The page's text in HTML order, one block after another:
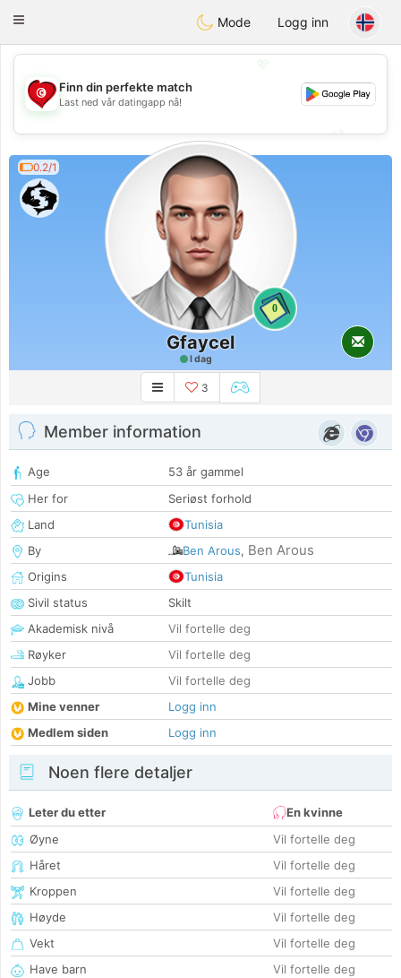
Tunisia Dating
Toggle
Mode Logg inn
💖
💕
💕
Finn din perfekte match
Last ned vår datingapp nå!
0.2/1
0
Gfaycel
I dag
3
Member information
Age
53 år gammel
Her for
Seriøst forhold
Land
Tunisia
By
Ben Arous, Ben Arous
Origins
Tunisia
Sivil status
Skilt
Akademisk nivå
Vil fortelle deg
Røyker
Vil fortelle deg
Jobb
Vil fortelle deg
Mine venner
Logg inn
Medlem siden
Logg inn
Noen flere detaljer
Leter du etter
En kvinne
Øyne
Vil fortelle deg
Håret
Vil fortelle deg
Kroppen
Vil fortelle deg
Høyde
Vil fortelle deg
Vekt
Vil fortelle deg
Have barn
Vil fortelle deg